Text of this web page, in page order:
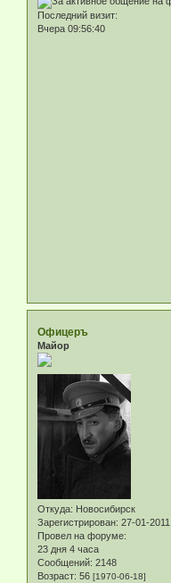
Последний визит:
Вчера 09:56:40
Офицеръ
Майор
Откуда: Новосибирск
Зарегистрирован: 27-01-2011
Провел на форуме:
23 дня 4 часа
Сообщений: 2148
Возраст: 56 [1970-06-18]